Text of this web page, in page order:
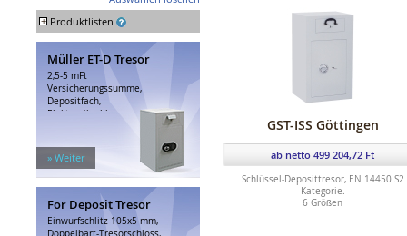
hell
+ Produktlisten
Müller ET-D Tresor
2,5-5 mFt
Versicherungssumme,
Depositfach,
Elektronikschloss,
» Weiter
For Deposit Tresor
Einwurfschlitz 105x5 mm,
Doppelbart-Tresorschloss,
GST-ISS Göttingen
ab netto 499 204,72 Ft
Schlüssel-Deposittresor, EN 14450 S2
Kategorie.
6 Größen